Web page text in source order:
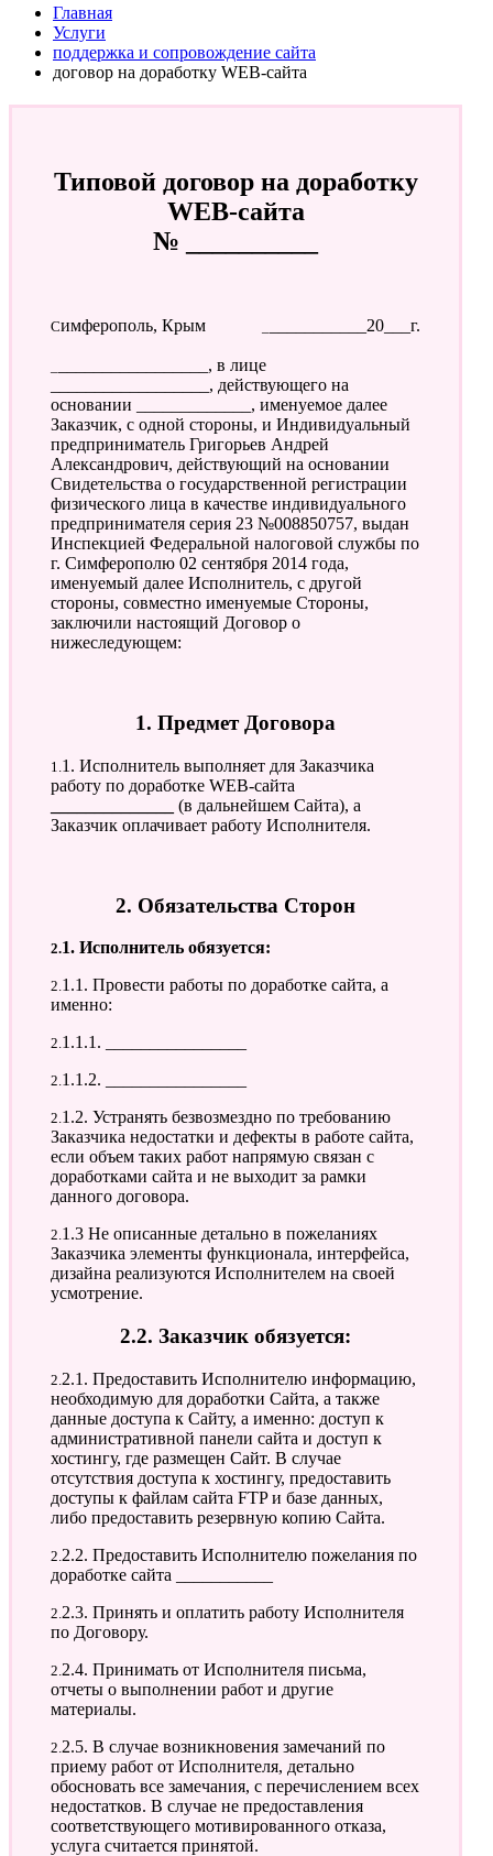
Главная
Услуги
поддержка и сопровождение сайта
договор на доработку WEB-сайта
Типовой договор на доработку
WEB-сайта
№ __________
____________20___г.
Симферополь, Крым
__________________, действующего на
основании _____________, именуемое далее
Заказчик, с одной стороны, и Индивидуальный
предприниматель Григорьев Андрей
Александрович, действующий на основании
Свидетельства о государственной регистрации
физического лица в качестве индивидуального
предпринимателя серия 23 №008850757, выдан
Инспекцией Федеральной налоговой службы по
г. Симферополю 02 сентября 2014 года,
именуемый далее Исполнитель, с другой
стороны, совместно именуемые Стороны,
заключили настоящий Договор о
нижеследующем:
1. Предмет Договора
1.1. Исполнитель выполняет для Заказчика
работу по доработке WEB-сайта
(в дальнейшем Сайта), а
Заказчик оплачивает работу Исполнителя.
2. Обязательства Сторон
2.1. Исполнитель обязуется:
2.1.1. Провести работы по доработке сайта, а
именно:
2.1.1.1. ________________
2.1.1.2. ________________
2.1.2. Устранять безвозмездно по требованию
Заказчика недостатки и дефекты в работе сайта,
если объем таких работ напрямую связан с
доработками сайта и не выходит за рамки
данного договора.
2.1.3 Не описанные детально в пожеланиях
Заказчика элементы функционала, интерфейса,
дизайна реализуются Исполнителем на своей
усмотрение.
2.2. Заказчик обязуется:
2.2.1. Предоставить Исполнителю информацию,
необходимую для доработки Сайта, а также
данные доступа к Сайту, а именно: доступ к
административной панели сайта и доступ к
хостингу, где размещен Сайт. В случае
отсутствия доступа к хостингу, предоставить
доступы к файлам сайта FTP и базе данных,
либо предоставить резервную копию Сайта.
2.2.2. Предоставить Исполнителю пожелания по
доработке сайта ___________
2.2.3. Принять и оплатить работу Исполнителя
по Договору.
2.2.4. Принимать от Исполнителя письма,
отчеты о выполнении работ и другие
материалы.
2.2.5. В случае возникновения замечаний по
приему работ от Исполнителя, детально
обосновать все замечания, с перечислением всех
недостатков. В случае не предоставления
соответствующего мотивированного отказа,
услуга считается принятой.